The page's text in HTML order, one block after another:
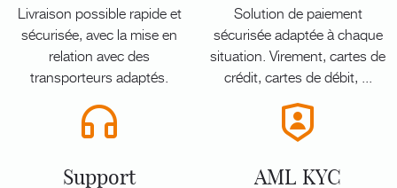
Livraison possible rapide et
sécurisée, avec la mise en
relation avec des
transporteurs adaptés.
Solution de paiement
sécurisée adaptée à chaque
situation. Virement, cartes de
crédit, cartes de débit, ...
Support AML KYC